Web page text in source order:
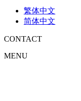
繁体中文
简体中文
CONTACT
MENU